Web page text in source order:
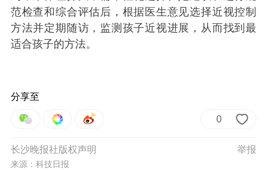
范检查和综合评估后，根据医生意见选择近视控制
方法并定期随访，监测孩子近视进展，从而找到最
适合孩子的方法。
分享至
0
举报
长沙晚报社版权声明
来源：科技日报